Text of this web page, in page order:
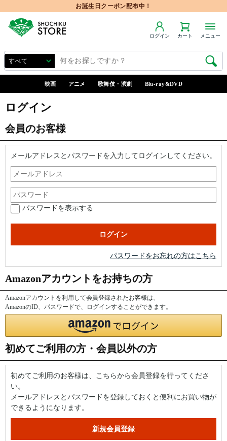
お誕生日クーポン配布中！
ログイン カート メニュー
映画 アニメ 歌舞伎・演劇 Blu-ray&DVD
ログイン
会員のお客様
メールアドレスとパスワードを入力してログインしてください。
パスワードを表示する
パスワードをお忘れの方はこちら
Amazonアカウントをお持ちの方
Amazonアカウントを利用して会員登録されたお客様は、
AmazonのID、パスワードで、ログインすることができます。
初めてご利用の方・会員以外の方
初めてご利用のお客様は、こちらから会員登録を行ってくださ
い。
メールアドレスとパスワードを登録しておくと便利にお買い物が
できるようになります。